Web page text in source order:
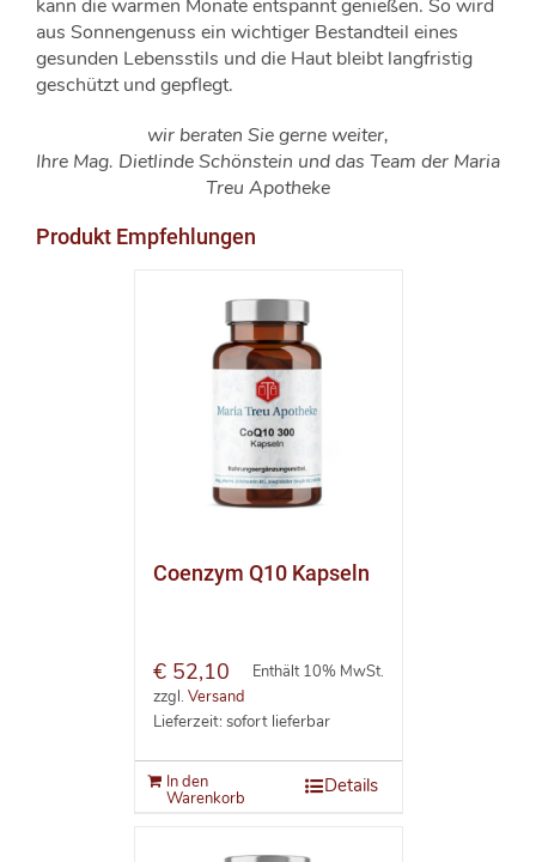
kann die warmen Monate entspannt genießen. So wird
aus Sonnengenuss ein wichtiger Bestandteil eines
gesunden Lebensstils und die Haut bleibt langfristig
geschützt und gepflegt.
wir beraten Sie gerne weiter,
Ihre Mag. Dietlinde Schönstein und das Team der Maria
Treu Apotheke
Produkt Empfehlungen
Coenzym Q10 Kapseln
€52,10
Enthält 10% MwSt.
zzgl. Versand
Lieferzeit: sofort lieferbar
In den
Warenkorb
Details